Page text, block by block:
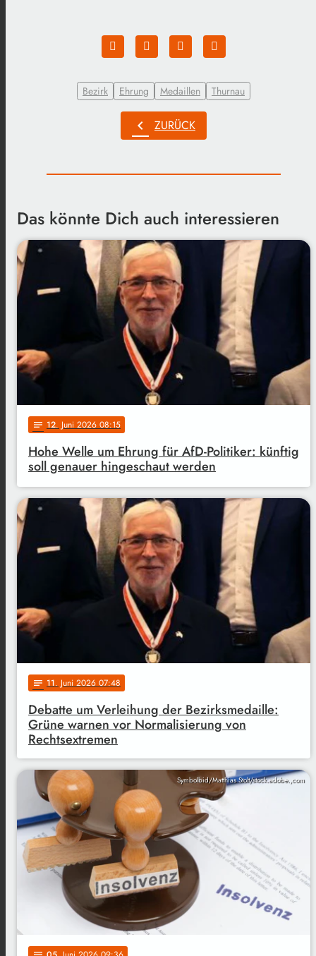
Bezirk Ehrung Medaillen Thurnau
chevron_left ZURÜCK
Das könnte Dich auch interessieren
notes 12. Juni 2026 08:15
Hohe Welle um Ehrung für AfD-Politiker: künftig
soll genauer hingeschaut werden
notes 11. Juni 2026 07:48
Debatte um Verleihung der Bezirksmedaille:
Grüne warnen vor Normalisierung von
Rechtsextremen
Symbolbid/Matthias Stolt/stock.adobe.,com